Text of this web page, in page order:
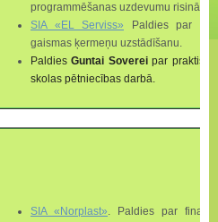
programmēšanas uzdevumu
SIA «EL Serviss» Paldies par
gaismas ķermeņu uzstādīšanu.
PaldiesGuntai Sovereipar praktisko
skolas pētniecības darbā.
SIA «Norplast». Paldies par